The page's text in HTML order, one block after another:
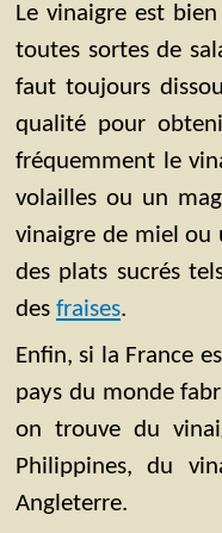
Le vinaigre est
toutes sortes de
faut toujours
qualité pour
fréquemment le
volailles ou un
vinaigre de miel ou
des plats sucrés
des fraises.
Enfin, si la France
pays du monde
on trouve du
Philippines, du
Angleterre.